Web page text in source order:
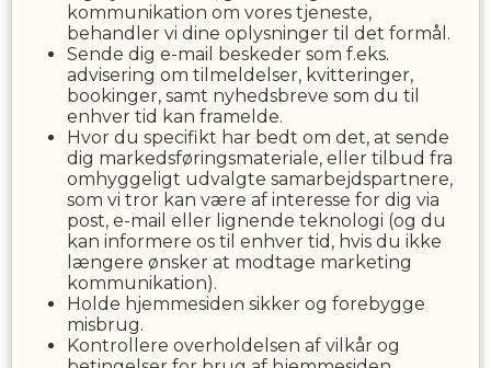
kommunikation om vores tjeneste,
behandler vi dine oplysninger til det formål.
Sende dig e-mail beskeder som f.eks.
advisering om tilmeldelser, kvitteringer,
bookinger, samt nyhedsbreve som du til
enhver tid kan framelde.
Hvor du specifikt har bedt om det, at sende
dig markedsføringsmateriale, eller tilbud fra
omhyggeligt udvalgte samarbejdspartnere,
som vi tror kan være af interesse for dig via
post, e-mail eller lignende teknologi (og du
kan informere os til enhver tid, hvis du ikke
længere ønsker at modtage marketing
kommunikation).
Holde hjemmesiden sikker og forebygge
misbrug.
Kontrollere overholdelsen af ​​vilkår og